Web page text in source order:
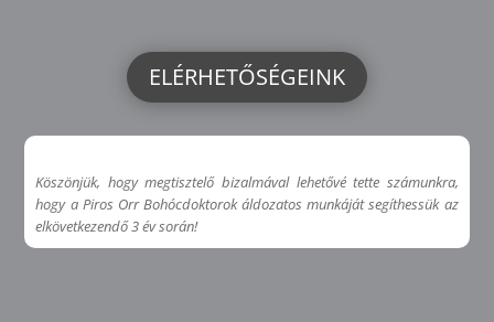
ELÉRHETŐSÉGEINK
Köszönjük, hogy megtisztelő bizalmával lehetővé tette számunkra,
hogy a Piros Orr Bohócdoktorok áldozatos munkáját segíthessük az
elkövetkezendő 3 év során!